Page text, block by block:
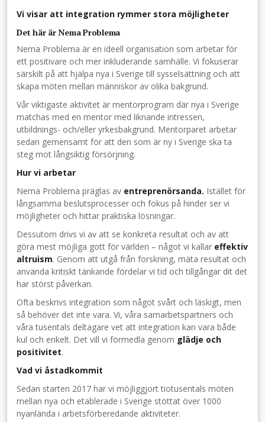
Vi visar att integration rymmer stora möjligheter
Det här är Nema Problema
Nema Problema är en ideell organisation som arbetar för
ett positivare och mer inkluderande samhälle. Vi fokuserar
särskilt på att hjälpa nya i Sverige till sysselsättning och att
skapa möten mellan människor av olika bakgrund.
Vår viktigaste aktivitet är mentorprogram där nya i Sverige
matchas med en mentor med liknande intressen,
utbildnings- och/eller yrkesbakgrund. Mentorparet arbetar
sedan gemensamt för att den som är ny i Sverige ska ta
steg mot långsiktig försörjning.
Hur vi arbetar
Nema Problema präglas av entreprenörsanda. Istället för
långsamma beslutsprocesser och fokus på hinder ser vi
möjligheter och hittar praktiska lösningar.
Dessutom drivs vi av att se konkreta resultat och av att
göra mest möjliga gott för världen – något vi kallar effektiv
altruism. Genom att utgå från forskning, mäta resultat och
använda kritiskt tänkande fördelar vi tid och tillgångar dit det
har störst påverkan.
Ofta beskrivs integration som något svårt och läskigt, men
så behöver det inte vara. Vi, våra samarbetspartners och
våra tusentals deltagare vet att integration kan vara både
kul och enkelt. Det vill vi förmedla genom glädje och
positivitet.
Vad vi åstadkommit
Sedan starten 2017 har vi möjliggjort tiotusentals möten
mellan nya och etablerade i Sverige stöttat över 1000
nyanlända i arbetsförberedande aktiviteter.